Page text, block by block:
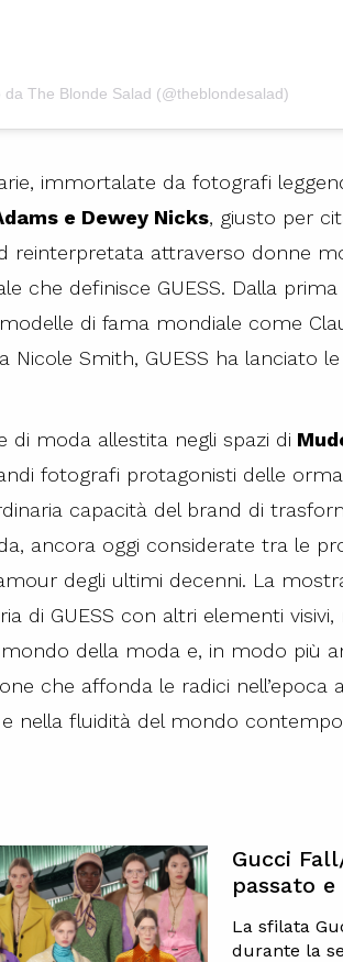
da The Blonde Salad (@theblondesalad)
immortalate da fotografi
e Dewey Nicks, giusto per
reinterpretata attraverso donne
che definisce GUESS. Dalla prima
di fama mondiale come
Nicole Smith, GUESS ha lanciato
di moda allestita negli spazi di
fotografi protagonisti delle
capacità del brand di
ancora oggi considerate tra le
degli ultimi decenni. La
di GUESS con altri elementi
della moda e, in modo più
che affonda le radici nell’epoca
nella fluidità del mondo
Gucci
passato
La sfilata
durante la